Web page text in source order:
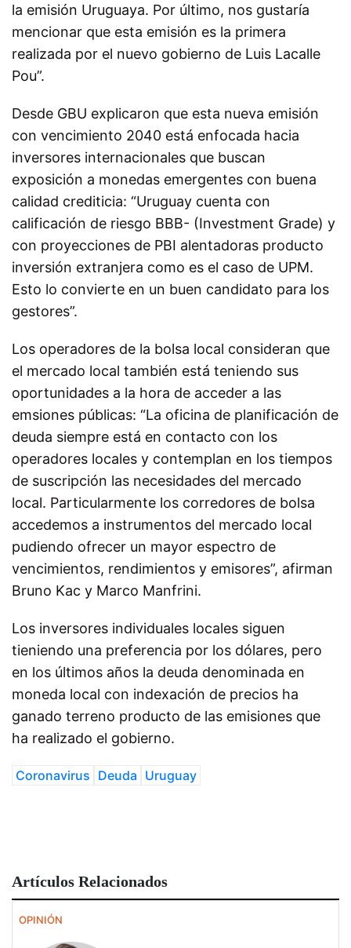
la emisión Uruguaya. Por último, nos gustaría
mencionar que esta emisión es la primera
realizada por el nuevo gobierno de Luis Lacalle
Pou”.
Desde GBU explicaron que esta nueva emisión
con vencimiento 2040 está enfocada hacia
inversores internacionales que buscan
exposición a monedas emergentes con buena
calidad crediticia: “Uruguay cuenta con
calificación de riesgo BBB- (Investment Grade) y
con proyecciones de PBI alentadoras producto
inversión extranjera como es el caso de UPM.
Esto lo convierte en un buen candidato para los
gestores”.
Los operadores de la bolsa local consideran que
el mercado local también está teniendo sus
oportunidades a la hora de acceder a las
emsiones públicas: “La oficina de planificación de
deuda siempre está en contacto con los
operadores locales y contemplan en los tiempos
de suscripción las necesidades del mercado
local. Particularmente los corredores de bolsa
accedemos a instrumentos del mercado local
pudiendo ofrecer un mayor espectro de
vencimientos, rendimientos y emisores”, afirman
Bruno Kac y Marco Manfrini.
Los inversores individuales locales siguen
tieniendo una preferencia por los dólares, pero
en los últimos años la deuda denominada en
moneda local con indexación de precios ha
ganado terreno producto de las emisiones que
ha realizado el gobierno.
Coronavirus Deuda Uruguay
Artículos Relacionados
OPINIÓN